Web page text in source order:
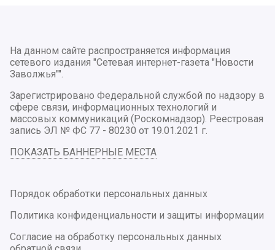
На данном сайте распространяется информация
сетевого издания "Сетевая интернет-газета "Новости
Заволжья"".
Зарегистрировано Федеральной службой по надзору в
сфере связи, информационных технологий и
массовых коммуникаций (Роскомнадзор). Реестровая
запись ЭЛ № ФС 77 - 80230 от 19.01.2021 г.
ПОКАЗАТЬ БАННЕРНЫЕ МЕСТА
Порядок обработки персональных данных
Политика конфиденциальности и защиты информации
Согласие на обработку персональных данных